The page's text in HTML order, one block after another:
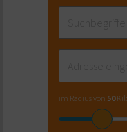
im Radius von 50